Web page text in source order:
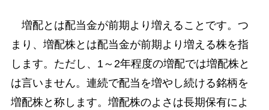
増配とは配当金が前期より増えることです。つ
まり、増配株とは配当金が前期より増える株を指
します。ただし、1～2年程度の増配では増配株と
は言いません。連続で配当を増やし続ける銘柄を
増配株と称します。増配株のよさは長期保有によ